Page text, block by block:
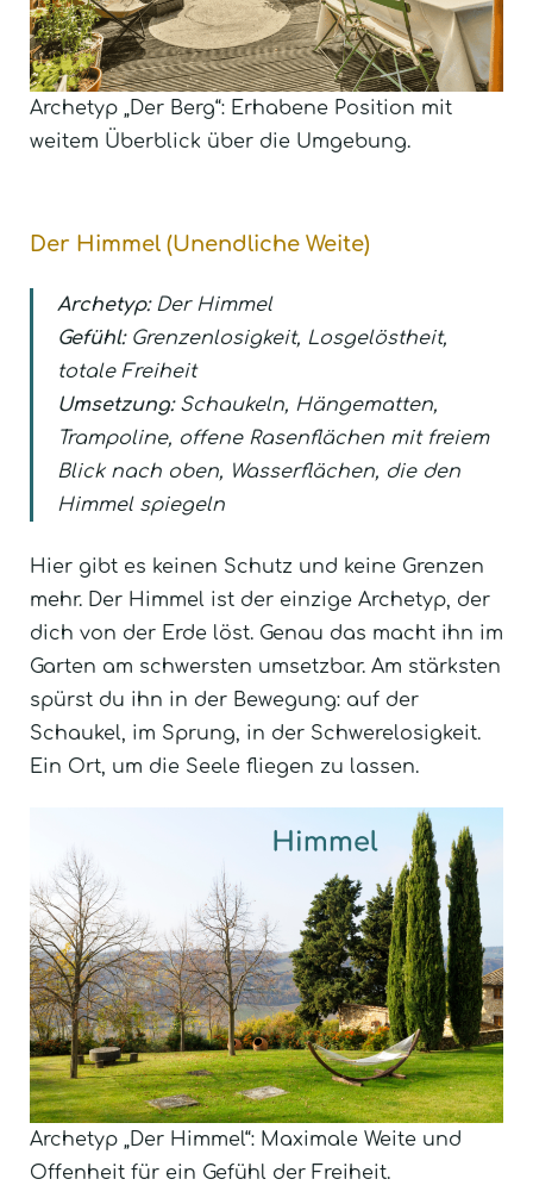
Archetyp „Der Berg“: Erhabene Position mit
weitem Überblick über die Umgebung.
Der Himmel (Unendliche Weite)
Archetyp:Der Himmel
Gefühl:Grenzenlosigkeit, Losgelöstheit,
totale Freiheit
Umsetzung:Schaukeln, Hängematten,
Trampoline, offene Rasenflächen mit freiem
Blick nach oben, Wasserflächen, die den
Himmel spiegeln
Hier gibt es keinen Schutz und keine Grenzen
mehr. Der Himmel ist der einzige Archetyp, der
dich von der Erde löst. Genau das macht ihn im
Garten am schwersten umsetzbar. Am stärksten
spürst du ihn in der Bewegung: auf der
Schaukel, im Sprung, in der Schwerelosigkeit.
Ein Ort, um die Seele fliegen zu lassen.
Archetyp „Der Himmel“: Maximale Weite und
Offenheit für ein Gefühl der Freiheit.